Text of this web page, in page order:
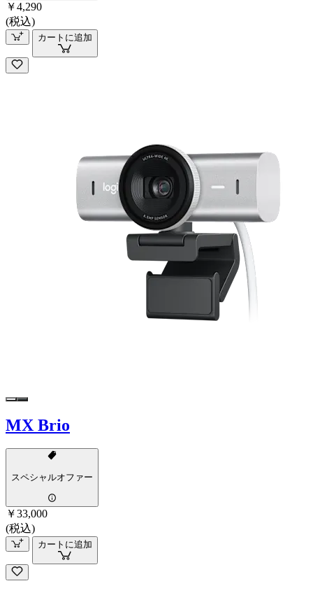
￥4,290
(税込)
カートに追加
MX Brio
スペシャルオファー
￥33,000
(税込)
カートに追加